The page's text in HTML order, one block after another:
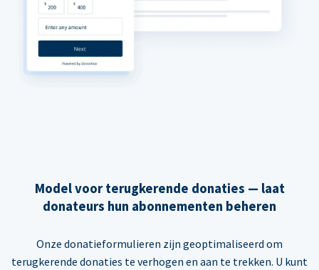
Model voor terugkerende donaties — laat
donateurs hun abonnementen beheren
Onze donatieformulieren zijn geoptimaliseerd om
terugkerende donaties te verhogen en aan te trekken. U kunt